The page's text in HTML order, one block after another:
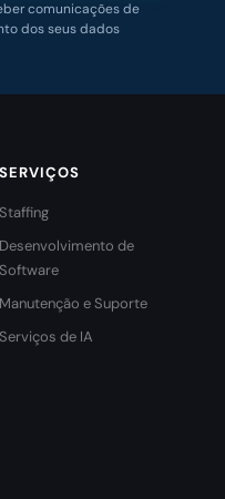
comunicações de
dos seus dados
SERVIÇOS
Staffing
Desenvolvimento de
Software
Manutenção e Suporte
Serviços de IA